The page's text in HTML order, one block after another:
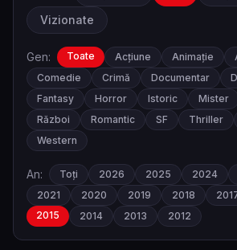
Vizionate
Gen: Toate Acțiune Animație
Comedie
Crimă Documentar
Fantasy
Horror Istoric Mister
Război
Romantic SF Thriller
Western
An: Toți 2026 2025 2024
2021
2020 2019 2018
2015
2014 2013 2012